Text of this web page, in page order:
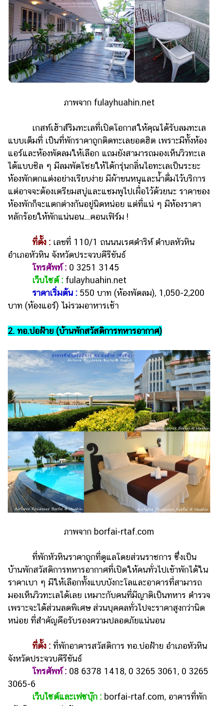
รถยนต์
บ้าน
และ
การ
ตกแต่ง
มือ
ถือ
ราคา
น้ำมัน
วา
ไร
ตี้
แต่งงาน
เด็ก
Infographic
บริการ
แอปฯ
กระปุก
คอร์ส
ออนไลน์
เรียน
เลข
ออนไลน์
ติดต่อ
โฆษณา
แจ้ง
ปัญหา
ร่วม
ภาพจาก fulayhuahin.net
เกสท์เฮ้าส์ริมทะเลที่เปิดโอกาสให้คุณได้รับลมทะเล
แบบเต็มที่ เป็นที่พักราคาถูกติดทะเลยอดฮิต เพราะมีทั้งห้อง
แอร์และห้องพัดลมให้เลือก แถมยังสามารถมองเห็นวิวทะเล
ได้แบบชิล ๆ มีลมพัดโชยให้ได้กรุ่นกลิ่นไอทะเลเป็นระยะ
ห้องพักตกแต่งอย่างเรียบง่าย มีผ้าขนหนูและน้ำดื่มไว้บริการ
แต่อาจจะต้องเตรียมสบู่และแชมพูไปเผื่อไว้ด้วยนะ ราคาของ
ห้องพักก็จะแตกต่างกันอยู่นิดหน่อย แต่ที่แน่ ๆ มีห้องราคา
หลักร้อยให้พักแน่นอน...คอนเฟิร์ม !
ที่ตั้ง : เลขที่ 110/1 ถนนนเรศดำริห์ ตำบลหัวหิน
อำเภอหัวหิน จังหวัดประจวบคีรีขันธ์
โทรศัพท์ : 0 3251 3145
เว็บไซต์ : fulayhuahin.net
ราคาเริ่มต้น : 550 บาท (ห้องพัดลม), 1,050-2,200
บาท (ห้องแอร์) ไม่รวมอาหารเช้า
2. ทอ.บ่อฝ้าย (บ้านพักสวัสดิการทหารอากาศ)
ภาพจาก borfai-rtaf.com
ที่พักหัวหินราคาถูกที่ดูแลโดยส่วนราชการ ซึ่งเป็น
บ้านพักสวัสดิการทหารอากาศที่เปิดให้คนทั่วไปเข้าพักได้ใน
ราคาเบา ๆ มีให้เลือกทั้งแบบบังกะโลและอาคารที่สามารถ
มองเห็นวิวทะเลได้เลย เหมาะกับคนที่มีญาติเป็นทหาร ตำรวจ
เพราะจะได้ส่วนลดพิเศษ ส่วนบุคคลทั่วไปจะราคาสูงกว่านิด
หน่อย ที่สำคัญคือรับรองความปลอดภัยแน่นอน
ที่ตั้ง : ที่พักอาคารสวัสดิการ ทอ.บ่อฝ้าย อำเภอหัวหิน
จังหวัดประจวบคีรีขันธ์
โทรศัพท์: 08 6378 1418, 0 3265 3061, 0 3265
3065-6
เว็บไซต์และเฟซบุ๊ก : borfai-rtaf.com, อาคารที่พัก